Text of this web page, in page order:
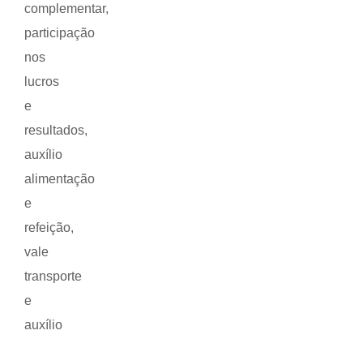
complementar,
participação
nos
lucros
e
resultados,
auxílio
alimentação
e
refeição,
vale
transporte
e
auxílio